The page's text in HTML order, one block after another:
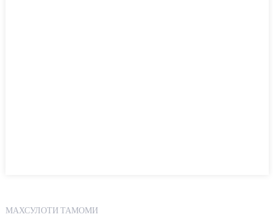
МАХСУЛОТИ ТАМОМИ